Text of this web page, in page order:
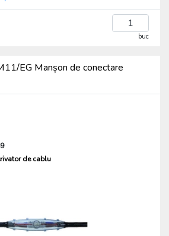
buc
EG Manșon de conectare
de cablu